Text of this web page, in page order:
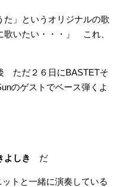
た」というオリジナルの歌
歌いたい・・・」 これ、
ただ２６日にBASTETそ
のゲストでベース弾くよ
よしき だ
トと一緒に演奏している